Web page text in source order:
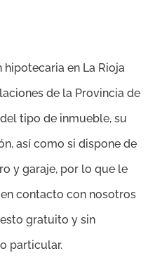
hipotecaria en La Rioja
de la Provincia de
tipo de inmueble, su
así como si dispone de
y garaje, por lo que le
contacto con nosotros
gratuito y sin
particular.